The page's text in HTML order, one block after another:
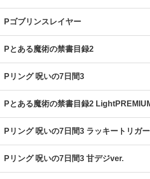
Pゴブリンスレイヤー
Pとある魔術の禁書目録2
Pリング 呪いの7日間3
Pとある魔術の禁書目録2
Pリング 呪いの7日間3 ラッキートリガ
Pリング 呪いの7日間3 甘デジver.